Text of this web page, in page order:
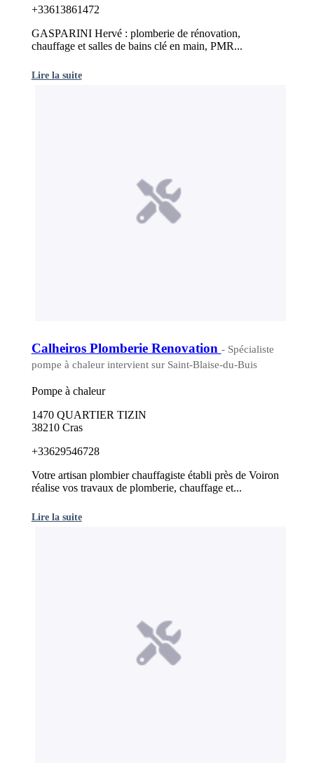
+33613861472
GASPARINI Hervé : plomberie de rénovation,
chauffage et salles de bains clé en main, PMR...
Lire la suite
Calheiros Plomberie Renovation - Spécialiste
pompe à chaleur intervient sur Saint-Blaise-du-Buis
Pompe à chaleur
1470 QUARTIER TIZIN
38210 Cras
+33629546728
Votre artisan plombier chauffagiste établi près de Voiron
réalise vos travaux de plomberie, chauffage et...
Lire la suite